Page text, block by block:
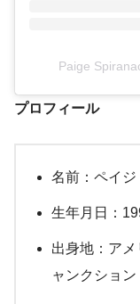
Paige
プロフィール
名前：ペイ
生年月日：
出身地：ア
ャンクション